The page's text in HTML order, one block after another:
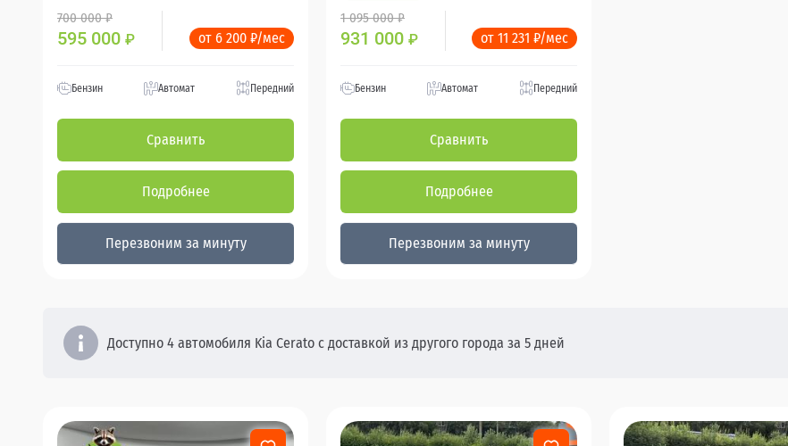
700 000 ₽
595 000 ₽ от 6 200 ₽/мес
Бензин Автомат Передний
Сравнить
Подробнее
Перезвоним за минуту
1 095 000 ₽
931 000 ₽ от 11 231 ₽/мес
Бензин Автомат Передний
Сравнить
Подробнее
Перезвоним за минуту
Доступно 4 автомобиля Kia Cerato с доставкой из другого города за 5 дней